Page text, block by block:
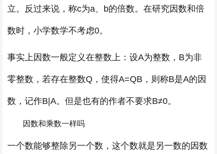
立。反过来说，称c为a、b的倍数。在研究因数和倍
数时，小学数学不考虑0。
事实上因数一般定义在整数上：设A为整数，B为非
零整数，若存在整数Q，使得A=QB，则称B是A的因
数，记作B|A。但是也有的作者不要求B≠0。
因数和乘数一样吗
一个数能够整除另一个数，这个数就是另一数的因数